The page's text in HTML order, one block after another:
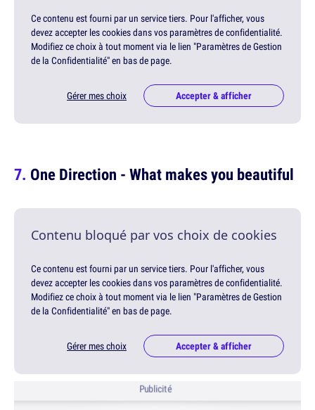
Ce contenu est fourni par un service tiers. Pour l'afficher, vous
devez accepter les cookies dans vos paramètres de confidentialité.
Modifiez ce choix à tout moment via le lien "Paramètres de Gestion
de la Confidentialité" en bas de page.
Gérer mes choix Accepter & afficher
One Direction - What makes you beautiful
Contenu bloqué par vos choix de cookies
Ce contenu est fourni par un service tiers. Pour l'afficher, vous
devez accepter les cookies dans vos paramètres de confidentialité.
Modifiez ce choix à tout moment via le lien "Paramètres de Gestion
de la Confidentialité" en bas de page.
Gérer mes choix Accepter & afficher
Publicité